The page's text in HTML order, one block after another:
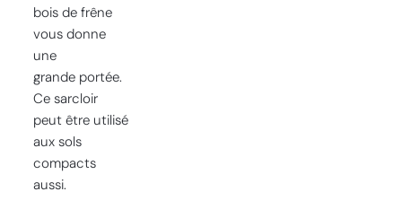
bois de frêne
vous donne
une
grande portée.
Ce sarcloir
peut être utilisé
aux sols
compacts
aussi.